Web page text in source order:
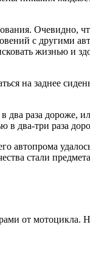
Очевидно,
с другими
жизнью и
на заднее
два раза дороже,
в два-три раза
стали
от мотоцикла.